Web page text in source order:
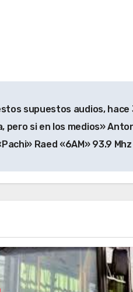
supuestos audios, hace
pero si en los medios»
Raed «6AM» 93.9 Mhz